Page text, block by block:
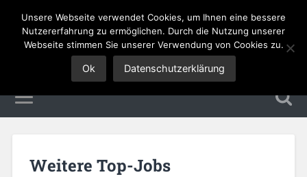
Tourismus Jobs
Weitere Top-Jobs
Unsere Webseite verwendet Cookies, um Ihnen eine bessere
Nutzererfahrung zu ermöglichen. Durch die Nutzung unserer
Webseite stimmen Sie unserer Verwendung von Cookies zu.
Ok Datenschutzerklärung